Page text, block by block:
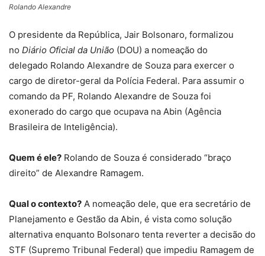
Rolando Alexandre
O presidente da República, Jair Bolsonaro, formalizou
no Diário Oficial da União (DOU) a nomeação do
delegado Rolando Alexandre de Souza para exercer o
cargo de diretor-geral da Polícia Federal. Para assumir o
comando da PF, Rolando Alexandre de Souza foi
exonerado do cargo que ocupava na Abin (Agência
Brasileira de Inteligência).
Quem é ele? Rolando de Souza é considerado “braço
direito” de Alexandre Ramagem.
Qual o contexto? A nomeação dele, que era secretário de
Planejamento e Gestão da Abin, é vista como solução
alternativa enquanto Bolsonaro tenta reverter a decisão do
STF (Supremo Tribunal Federal) que impediu Ramagem de